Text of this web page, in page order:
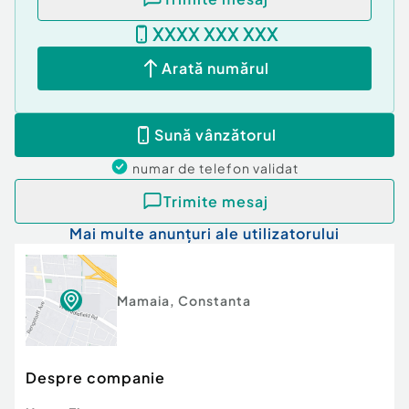
XXXX XXX XXX
Arată numărul
Sună vânzătorul
numar de telefon validat
Trimite mesaj
Mai multe anunțuri ale utilizatorului
Mamaia, Constanta
Despre companie